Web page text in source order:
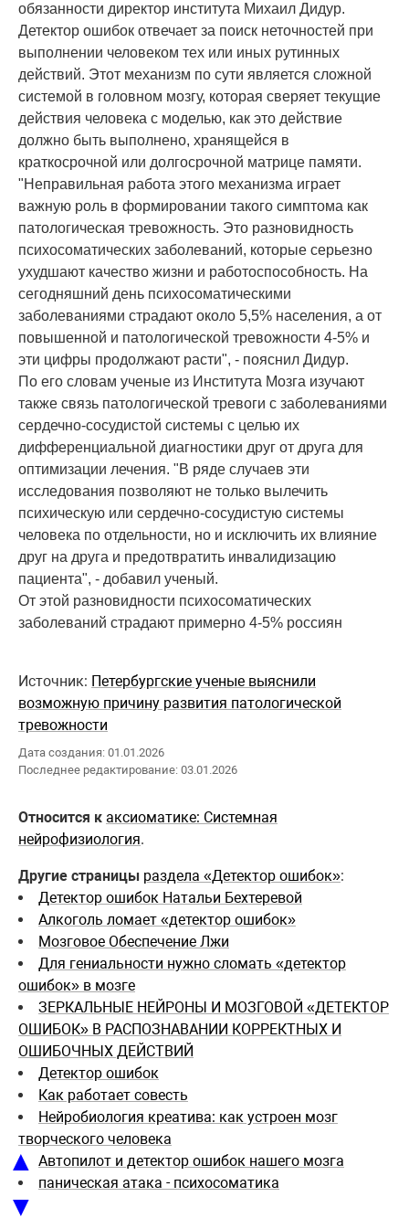
обязанности директор института Михаил Дидур.
Детектор ошибок отвечает за поиск неточностей при
выполнении человеком тех или иных рутинных
действий. Этот механизм по сути является сложной
системой в головном мозгу, которая сверяет текущие
действия человека с моделью, как это действие
должно быть выполнено, хранящейся в
краткосрочной или долгосрочной матрице памяти.
"Неправильная работа этого механизма играет
важную роль в формировании такого симптома как
патологическая тревожность. Это разновидность
психосоматических заболеваний, которые серьезно
ухудшают качество жизни и работоспособность. На
сегодняшний день психосоматическими
заболеваниями страдают около 5,5% населения, а от
повышенной и патологической тревожности 4-5% и
эти цифры продолжают расти", - пояснил Дидур.
По его словам ученые из Института Мозга изучают
также связь патологической тревоги с заболеваниями
сердечно-сосудистой системы с целью их
дифференциальной диагностики друг от друга для
оптимизации лечения. "В ряде случаев эти
исследования позволяют не только вылечить
психическую или сердечно-сосудистую системы
человека по отдельности, но и исключить их влияние
друг на друга и предотвратить инвалидизацию
пациента", - добавил ученый.
От этой разновидности психосоматических
заболеваний страдают примерно 4-5% россиян
Источник: Петербургские ученые выяснили
возможную причину развития патологической
тревожности
Дата создания: 01.01.2026
Последнее редактирование: 03.01.2026
Относится к аксиоматике: Системная
нейрофизиология.
Другие страницы раздела «Детектор ошибок»:
Детектор ошибок Натальи Бехтеревой
Алкоголь ломает «детектор ошибок»
Мозговое Обеспечение Лжи
Для гениальности нужно сломать «детектор
ошибок» в мозге
ЗЕРКАЛЬНЫЕ НЕЙРОНЫ И МОЗГОВОЙ «ДЕТЕКТОР
ОШИБОК» В РАСПОЗНАВАНИИ КОРРЕКТНЫХ И
ОШИБОЧНЫХ ДЕЙСТВИЙ
Детектор ошибок
Как работает совесть
Нейробиология креатива: как устроен мозг
творческого человека
Автопилот и детектор ошибок нашего мозга
паническая атака - психосоматика
▲
▼